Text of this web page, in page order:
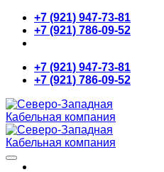
Skip
content
+7 (921) 947-73-81
+7 (921) 786-09-52
+7 (921) 947-73-81
+7 (921) 786-09-52